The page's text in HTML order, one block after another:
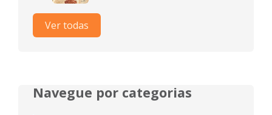
Ver todas
Navegue por categorias